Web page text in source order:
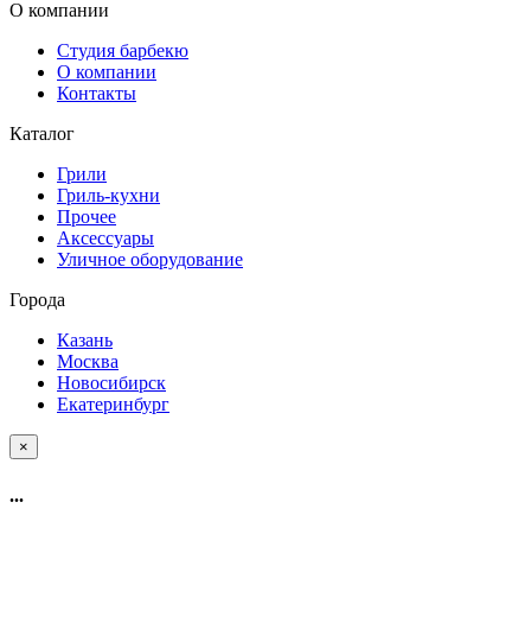
О компании
Студия барбекю
О компании
Контакты
Каталог
Грили
Гриль-кухни
Прочее
Аксессуары
Уличное оборудование
Города
Казань
Москва
Новосибирск
Екатеринбург
×
...